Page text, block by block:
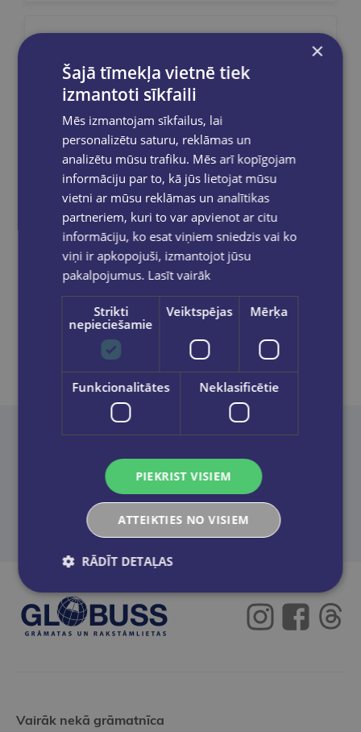
Pasūtījumu apstrāde notiek darba dienās.
Apmaksātie pasūtījumi tiek
izsūtīti 2-5 darba dienu laikā.
Bezmaksas piegādeuz OMNIVA
pakomātiem Latvijāpasūtījumiem no €40.00.
Bezmaksas piegāde jebkurā GLOBUSS
grāmatnīcā 1-5 darba dienu laikā, kad
e-pastu un/ vai SMS.
Dalies sociālajos tīklos:
Sazināties
Vairāk nekā grāmatnīca
×
Šajā tīmekļa vietnē tiek
izmantoti sīkfaili
Mēs izmantojam sīkfailus, lai
personalizētu saturu, reklāmas un
analizētu mūsu trafiku. Mēs arī kopīgojam
informāciju par to, kā jūs lietojat mūsu
vietni ar mūsu reklāmas un analītikas
partneriem, kuri to var apvienot ar citu
informāciju, ko esat viņiem sniedzis vai ko
viņi ir apkopojuši, izmantojot jūsu
pakalpojumus. Lasīt vairāk
Strikti
nepieciešamie
Veiktspējas Mērķa
Funkcionalitātes Neklasificētie
PIEKRIST VISIEM
ATTEIKTIES NO VISIEM
RĀDĪT DETAĻAS